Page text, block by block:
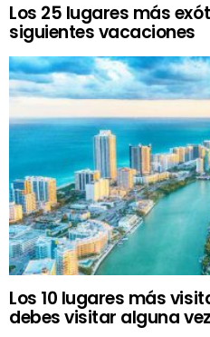
Los 25 lugares más
siguientes vacaciones
Los 10 lugares más
debes visitar alguna